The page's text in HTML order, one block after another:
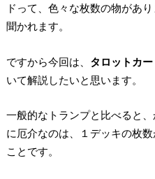
ドって、色々な枚数の物があ
聞かれます。
ですから今回は、 タロットカ
いて解説したいと思います。
一般的なトランプと比べると
に厄介なのは、１デッキの枚
ことです。